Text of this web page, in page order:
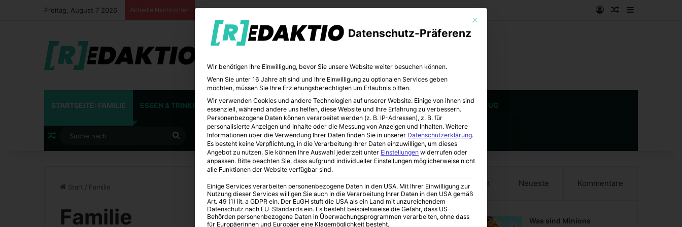
Freitag, August 7 2026 Aktuelle Nachrichten AnmeldenZufälliger
STARTSEITE: FAMILIE ESSEN & TRINKEN FAMILIEN-RATGEBER FAMILIENURLAUB KINDER-GADGETS SPIELZEUG
Zufälliger Artikel
nach
Start / Familie
Familie
Beliebt Neueste Kommentare
Was sind Minions
Mit diesem Button wird der Dialog geschlossen. Seine Funktionalität ist
Datenschutz-Präferenz
Wir benötigen Ihre Einwilligung, bevor Sie unsere Website weiter besuchen können.
Wenn Sie unter 16 Jahre alt sind und Ihre Einwilligung zu optionalen Services geben
möchten, müssen Sie Ihre Erziehungsberechtigten um Erlaubnis bitten.
Wir verwenden Cookies und andere Technologien auf unserer Website. Einige von ihnen sind
essenziell, während andere uns helfen, diese Website und Ihre Erfahrung zu verbessern.
Personenbezogene Daten können verarbeitet werden (z. B. IP-Adressen), z. B. für
personalisierte Anzeigen und Inhalte oder die Messung von Anzeigen und Inhalten. Weitere
Informationen über die Verwendung Ihrer Daten finden Sie in unserer Datenschutzerklärung.
Es besteht keine Verpflichtung, in die Verarbeitung Ihrer Daten einzuwilligen, um dieses
Angebot zu nutzen. Sie können Ihre Auswahl jederzeit unter Einstellungen widerrufen oder
anpassen. Bitte beachten Sie, dass aufgrund individueller Einstellungen möglicherweise nicht
alle Funktionen der Website verfügbar sind.
Einige Services verarbeiten personenbezogene Daten in den USA. Mit Ihrer Einwilligung zur
Nutzung dieser Services willigen Sie auch in die Verarbeitung Ihrer Daten in den USA gemäß
Art. 49 (1) lit. a GDPR ein. Der EuGH stuft die USA als ein Land mit unzureichendem
Datenschutz nach EU-Standards ein. Es besteht beispielsweise die Gefahr, dass US-
Behörden personenbezogene Daten in Überwachungsprogrammen verarbeiten, ohne dass
für Europäerinnen und Europäer eine Klagemöglichkeit besteht.